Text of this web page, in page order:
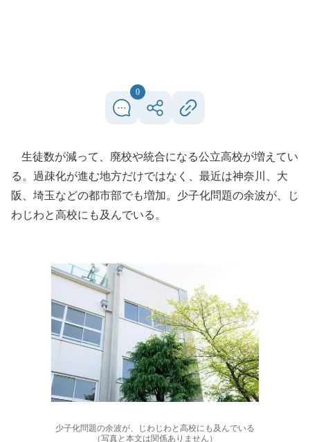
0
生徒数が減って、廃校や統合になる公立高校が増えてい
る。過疎化が進む地方だけではなく、最近は神奈川、大
阪、埼玉などの都市部でも増加。少子化問題の余波が、じ
わじわと高校にも及んでいる。
少子化問題の余波が、じわじわと高校にも及んでいる
（写真と本文は関係ありません）